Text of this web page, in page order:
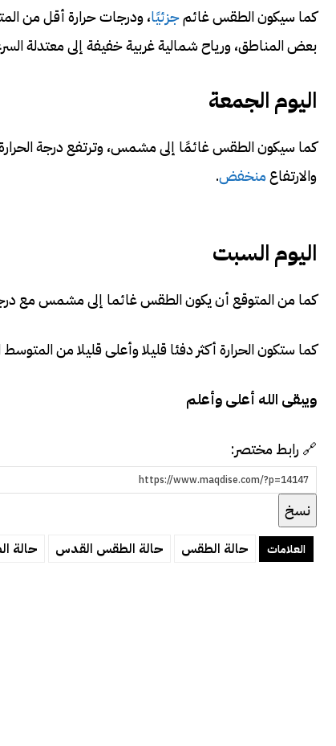
كما سيكون الطقس غائمجزئيًا، ودرجات حرارة أقل من
بعض المناطق، ورياح شمالية غربية خفيفة إلى معتدلة
اليوم الجمعة
كما سيكون الطقس غائمًا إلى مشمس، وترتفع درجة الحرارة
والارتفاعمنخفض.
اليوم السبت
كما من المتوقع أن يكون الطقس غائما إلى مشمس مع
كما ستكون الحرارة أكثر دفئا قليلا وأعلى قليلا من
ويبقى الله أعلى وأعلم
🔗 رابط مختصر:
نسخ
العلامات حالة الطقس حالة الطقس القدس حالة